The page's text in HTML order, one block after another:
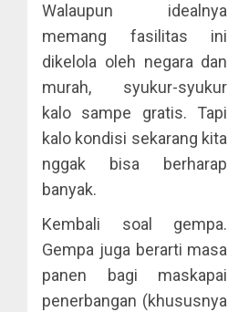
Walaupun idealnya
memang fasilitas ini
dikelola oleh negara dan
murah, syukur-syukur
kalo sampe gratis. Tapi
kalo kondisi sekarang kita
nggak bisa berharap
banyak.
Kembali soal gempa.
Gempa juga berarti masa
panen bagi maskapai
penerbangan (khususnya